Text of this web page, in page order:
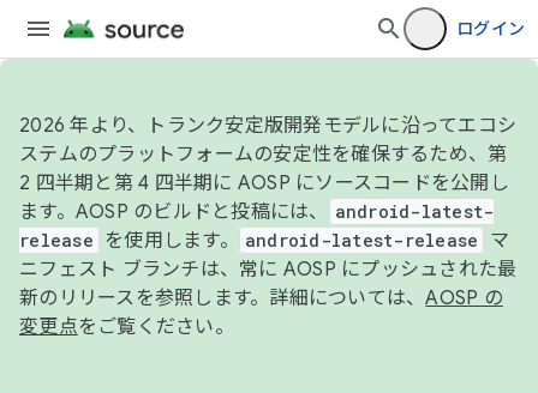
ログイン
2026 年より、トランク安定版開発モデルに沿ってエコシ
ステムのプラットフォームの安定性を確保するため、第
2 四半期と第 4 四半期に AOSP にソースコードを公開し
ます。AOSP のビルドと投稿には、
android-latest-
release
を使用します。 android-latest-release
マ
ニフェスト ブランチは、常に AOSP にプッシュされた最
新のリリースを参照します。詳細については、AOSP の
変更点をご覧ください。